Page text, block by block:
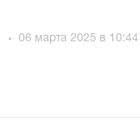
06 марта 2025 в 10:44